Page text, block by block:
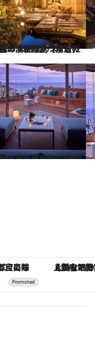
で 非日常のステイを満喫お出かけ
熱海」【前篇】熱海の海と街を見おろす魅惑の絶景 記憶に刻まれるリゾートホテル
お出かけ
の「ReFa GINZA」クルーズ